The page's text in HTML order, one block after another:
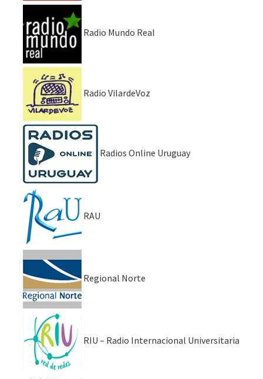
Radio Mundo Real
Radio VilardeVoz
Radios Online Uruguay
RAU
Regional Norte
RIU – Radio Internacional Universitaria